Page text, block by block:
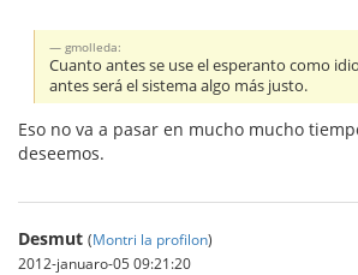
gmolleda:
Cuanto antes se use el esperanto como
antes será el sistema algo más justo.
Eso no va a pasar en mucho mucho
deseemos.
Desmut (Montri la profilon)
2012-januaro-05 09:21:20